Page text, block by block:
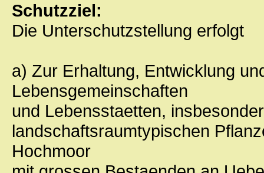
Schutzziel:
Die Unterschutzstellung erfolgt
a) Zur Erhaltung, Entwicklung
Lebensgemeinschaften
und Lebensstaetten,
landschaftsraumtypischen
Hochmoor